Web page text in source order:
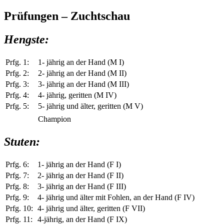
Prüfungen – Zuchtschau
Hengste:
Prfg. 1:
1- jährig an der Hand (M I)
Prfg. 2:
2- jährig an der Hand (M II)
Prfg. 3:
3- jährig an der Hand (M III)
Prfg. 4:
4- jährig, geritten (M IV)
Prfg. 5:
5- jährig und älter, geritten (M V)
Champion
Stuten:
Prfg. 6:
1- jährig an der Hand (F I)
Prfg. 7:
2- jährig an der Hand (F II)
Prfg. 8:
3- jährig an der Hand (F III)
Prfg. 9:
4- jährig und älter mit Fohlen, an der Hand (F IV)
Prfg. 10: 4- jährig und älter, geritten (F VII)
Prfg. 11:
4-jährig, an der Hand (F IX)